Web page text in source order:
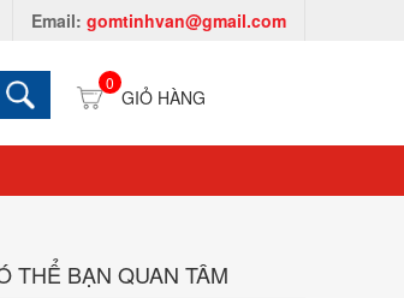
Email: gomtinhvan@gmail.com
0
THỂ BẠN QUAN TÂM